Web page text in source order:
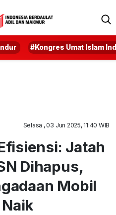
#Kongres Umat Islam
Selasa , 03 Jun 2025, 11:40 WIB
Jatah
Dihapus,
Mobil